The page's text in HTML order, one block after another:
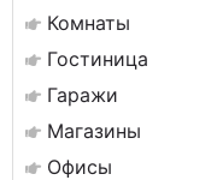
Комнаты
Гостиница
Гаражи
Магазины
Офисы